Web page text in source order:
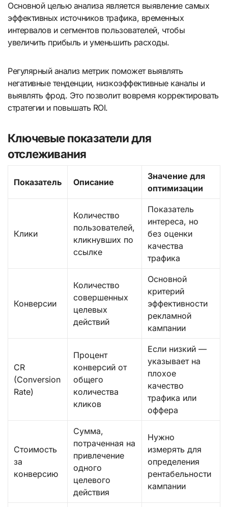
Основной целью анализа является выявление самых
эффективных источников трафика, временных
интервалов и сегментов пользователей, чтобы
увеличить прибыль и уменьшить расходы.
Регулярный анализ метрик поможет выявлять
негативные тенденции, низкоэффективные каналы и
выявлять фрод. Это позволит вовремя корректировать
стратегии и повышать ROI.
Ключевые показатели для
отслеживания
Показатель Описание
Значение для
оптимизации
Клики
Количество
пользователей,
кликнувших по
ссылке
Показатель
интереса, но
без оценки
качества
трафика
Конверсии
Количество
совершенных
целевых
действий
Основной
критерий
эффективности
рекламной
кампании
CR
(Conversion
Rate)
Процент
конверсий от
общего
количества
кликов
Если низкий —
указывает на
плохое
качество
трафика или
оффера
Стоимость
за
конверсию
Сумма,
потраченная на
привлечение
одного
целевого
действия
Нужно
измерять для
определения
рентабельности
кампании